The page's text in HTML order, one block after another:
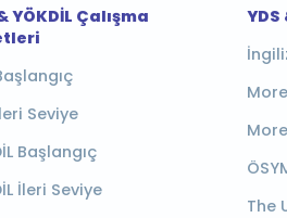
YÖKDİL Çalışma
Seviye
Başlangıç
İleri Seviye
YDS
The